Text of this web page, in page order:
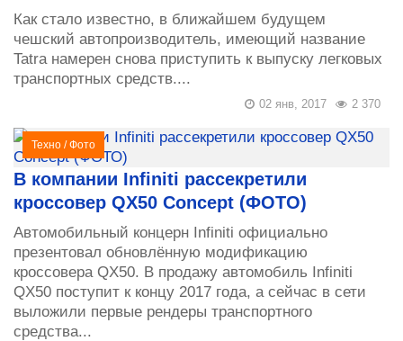
Как стало известно, в ближайшем будущем
чешский автопроизводитель, имеющий название
Tatra намерен снова приступить к выпуску легковых
транспортных средств....
2 370
02 янв, 2017
Техно /Фото
В компании Infiniti рассекретили
кроссовер QX50 Concept (ФОТО)
Автомобильный концерн Infiniti официально
презентовал обновлённую модификацию
кроссовера QX50. В продажу автомобиль Infiniti
QX50 поступит к концу 2017 года, а сейчас в сети
выложили первые рендеры транспортного
средства...